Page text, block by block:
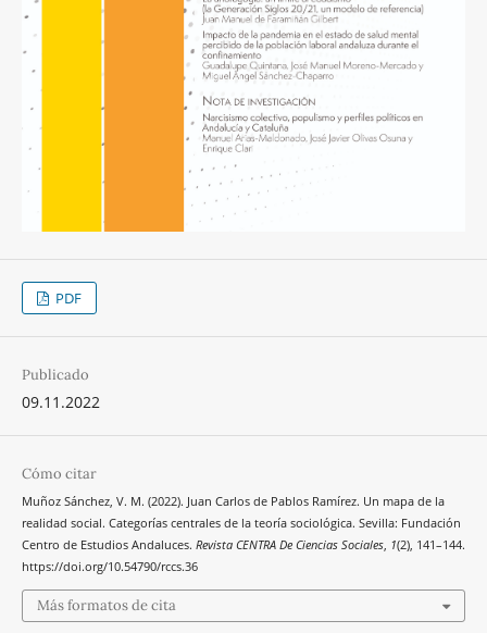
PDF
Publicado
09.11.2022
Cómo citar
Muñoz Sánchez, V. M. (2022). Juan Carlos de Pablos Ramírez. Un mapa de la
realidad social. Categorías centrales de la teoría sociológica. Sevilla: Fundación
Centro de Estudios Andaluces. Revista CENTRA De Ciencias Sociales, 1(2), 141–144.
https://doi.org/10.54790/rccs.36
Más formatos de cita